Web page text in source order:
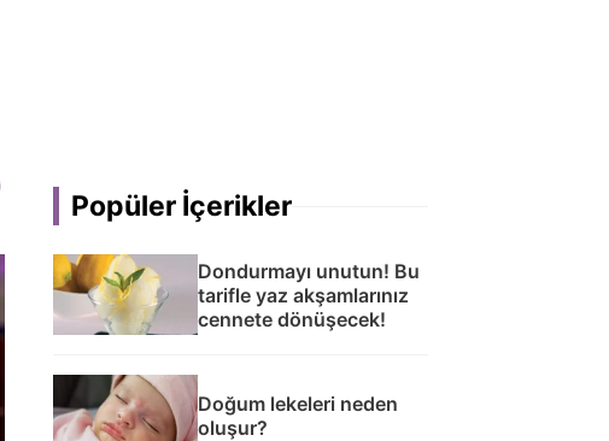
Popüler İçerikler
Dondurmayı unutun! Bu
tarifle yaz akşamlarınız
cennete dönüşecek!
Doğum lekeleri neden
oluşur?